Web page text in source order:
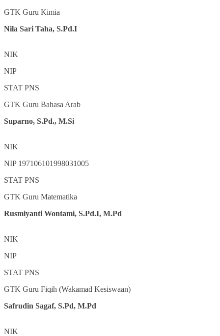
GTK Guru Kimia
Nila Sari Taha, S.Pd.I
NIK
NIP
STAT PNS
GTK Guru Bahasa Arab
Suparno, S.Pd., M.Si
NIK
NIP 197106101998031005
STAT PNS
GTK Guru Matematika
Rusmiyanti Wontami, S.Pd.I, M.Pd
NIK
NIP
STAT PNS
GTK Guru Fiqih (Wakamad Kesiswaan)
Safrudin Sagaf, S.Pd, M.Pd
NIK